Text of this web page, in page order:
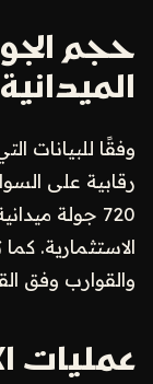
حجم
الميدانية
720 جولة
والقوارب وفق
عمليات